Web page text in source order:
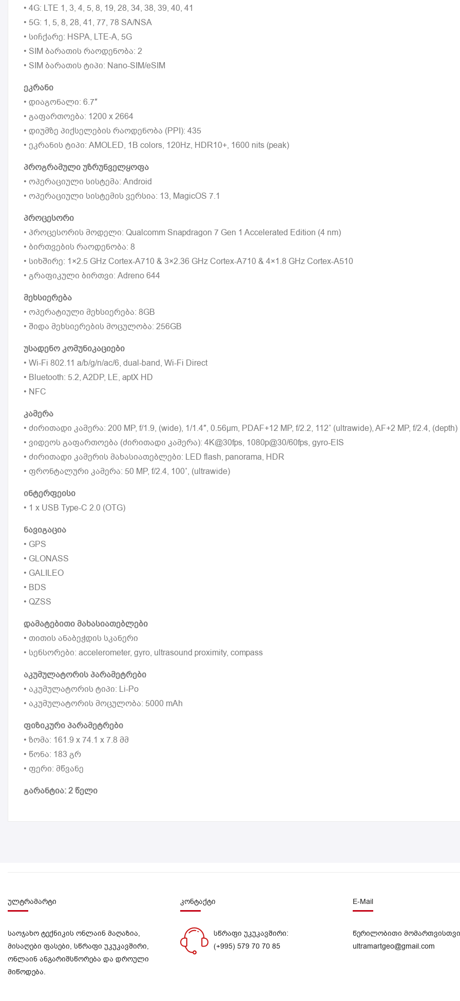
• 4G: LTE 1, 3, 4, 5, 8, 19, 28, 34, 38, 39, 40, 41
• 5G: 1, 5, 8, 28, 41, 77, 78 SA/NSA
• სიჩქარე: HSPA, LTE-A, 5G
• SIM ბარათის რაოდენობა: 2
• SIM ბარათის ტიპი: Nano-SIM/eSIM
ეკრანი
• დიაგონალი: 6.7″
• გაფართოება: 1200 x 2664
• დიუმზე პიქსელების რაოდენობა (PPI): 435
• ეკრანის ტიპი: AMOLED, 1B colors, 120Hz, HDR10+, 1600 nits (peak)
პროგრამული უზრუნველყოფა
• ოპერაციული სისტემა: Android
• ოპერაციული სისტემის ვერსია: 13, MagicOS 7.1
პროცესორი
• პროცესორის მოდელი: Qualcomm Snapdragon 7 Gen 1 Accelerated Edition (4 nm)
• ბირთვების რაოდენობა: 8
• სიხშირე: 1×2.5 GHz Cortex-A710 & 3×2.36 GHz Cortex-A710 & 4×1.8 GHz Cortex-A510
• გრაფიკული ბირთვი: Adreno 644
მეხსიერება
• ოპერატიული მეხსიერება: 8GB
• შიდა მეხსიერების მოცულობა: 256GB
უსადენო კომუნიკაციები
• Wi-Fi 802.11 a/b/g/n/ac/6, dual-band, Wi-Fi Direct
• Bluetooth: 5.2, A2DP, LE, aptX HD
• NFC
კამერა
• ძირითადი კამერა: 200 MP, f/1.9, (wide), 1/1.4″, 0.56µm, PDAF+12 MP, f/2.2, 112˚ (ultrawide), AF+2 MP, f/2.4, (depth)
• ვიდეოს გაფართოება (ძირითადი კამერა): 4K@30fps, 1080p@30/60fps, gyro-EIS
• ძირითადი კამერის მახასიათებლები: LED flash, panorama, HDR
• ფრონტალური კამერა: 50 MP, f/2.4, 100˚, (ultrawide)
ინტერფეისი
• 1 x USB Type-C 2.0 (OTG)
ნავიგაცია
• GPS
• GLONASS
• GALILEO
• BDS
• QZSS
დამატებითი მახასიათებლები
• თითის ანაბეჭდის სკანერი
• სენსორები: accelerometer, gyro, ultrasound proximity, compass
აკუმულატორის პარამეტრები
• აკუმულატორის ტიპი: Li-Po
• აკუმულატორის მოცულობა: 5000 mAh
ფიზიკური პარამეტრები
• ზომა: 161.9 x 74.1 x 7.8 მმ
• წონა: 183 გრ
• ფერი: მწვანე
გარანტია: 2 წელი
ულტრამარტი
საოჯახო ტექნიკის ონლაინ მაღაზია,
მისაღები ფასები, სწრაფი უკუკავშირი,
ონლაინ ანგარიშსწორება და დროული
მიწოდება.
კონტაქტი
სწრაფი უკუკავშირი:
(+995) 579 70 70 85
E-Mail
წერილობითი
ultramartgeo@gmail.com